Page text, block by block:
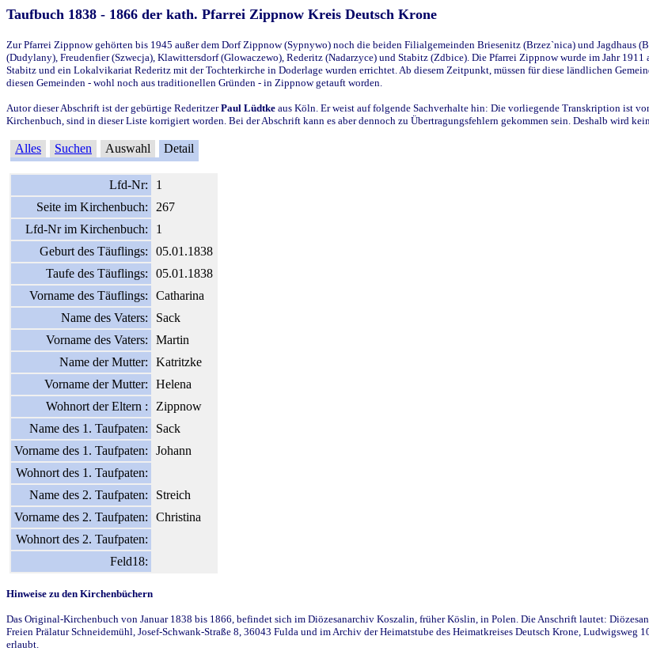
Taufbuch 1838 - 1866 der kath. Pfarrei Zippnow Kreis Deutsch Krone
Zur Pfarrei Zippnow gehörten bis 1945 außer dem Dorf Zippnow (Sypnywo) noch die beiden Filialgemeinden Briesenitz (Brzez`nica) und Jagdhaus
(Dudylany), Freudenfier (Szwecja), Klawittersdorf (Glowaczewo), Rederitz (Nadarzyce) und Stabitz (Zdbice). Die Pfarrei Zippnow wurde im Jahr
Stabitz und ein Lokalvikariat Rederitz mit der Tochterkirche in Doderlage wurden errichtet. Ab diesem Zeitpunkt, müssen für diese ländlichen
diesen Gemeinden - wohl noch aus traditionellen Gründen - in Zippnow getauft worden.
Autor dieser Abschrift ist der gebürtige RederitzerPaul Lüdtke aus Köln. Er weist auf folgende Sachverhalte hin: Die vorliegende Transkription ist
Kirchenbuch, sind in dieser Liste korrigiert worden. Bei der Abschrift kann es aber dennoch zu Übertragungsfehlern gekommen sein. Deshalb wird
Alles Suchen Auswahl Detail
Lfd-Nr:
1
Seite im Kirchenbuch:
267
Lfd-Nr im Kirchenbuch:
1
Geburt des Täuflings:
05.01.1838
Taufe des Täuflings:
05.01.1838
Vorname des Täuflings:
Catharina
Name des Vaters:
Sack
Vorname des Vaters:
Martin
Name der Mutter:
Katritzke
Vorname der Mutter:
Helena
Wohnort der Eltern :
Zippnow
Name des 1. Taufpaten:
Sack
Vorname des 1. Taufpaten:
Johann
Wohnort des 1. Taufpaten:
Name des 2. Taufpaten:
Streich
Vorname des 2. Taufpaten:
Christina
Wohnort des 2. Taufpaten:
Feld18:
Hinweise zu den Kirchenbüchern
Das Original-Kirchenbuch von Januar 1838 bis 1866, befindet sich im Diözesanarchiv Koszalin, früher Köslin, in Polen. Die Anschrift lautet:
Freien Prälatur Schneidemühl, Josef-Schwank-Straße 8, 36043 Fulda und im Archiv der Heimatstube des Heimatkreises Deutsch Krone, Ludwigsweg
erlaubt.